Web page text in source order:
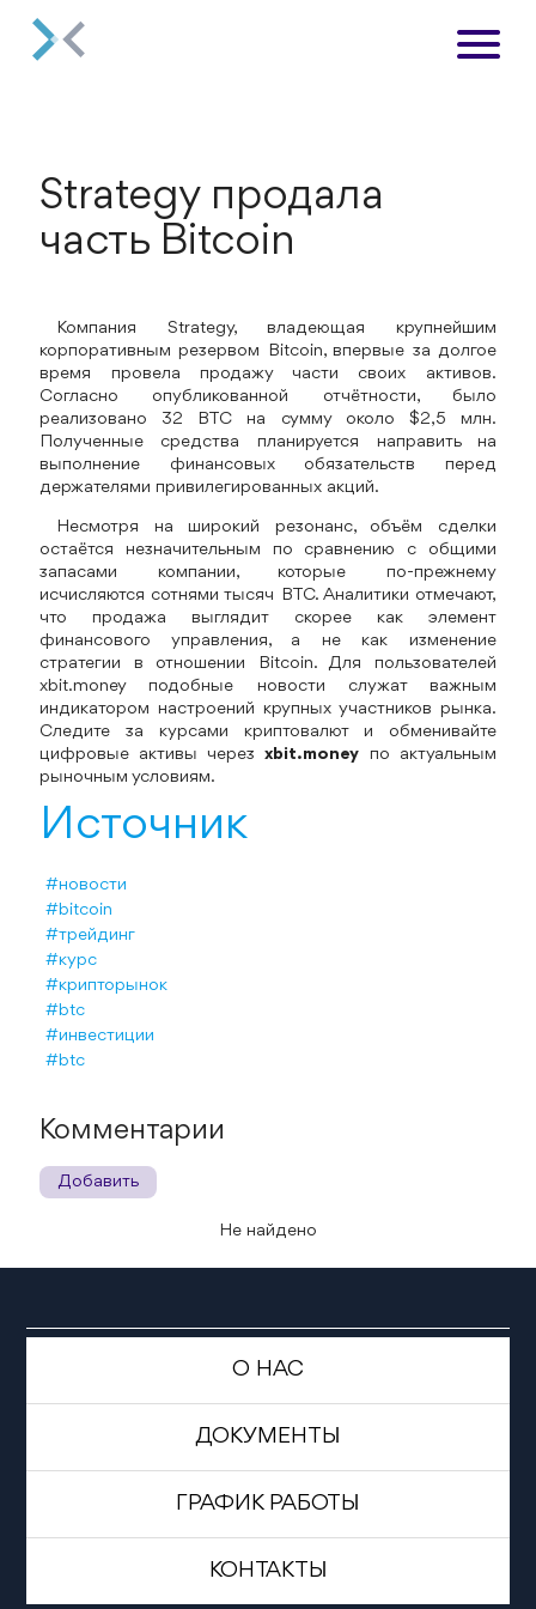
Strategy продала
часть Bitcoin
Компания Strategy, владеющая крупнейшим
корпоративным резервом Bitcoin, впервые за долгое
время провела продажу части своих активов.
Согласно опубликованной отчётности, было
реализовано 32 BTC на сумму около $2,5 млн.
Полученные средства планируется направить на
выполнение финансовых обязательств перед
держателями привилегированных акций.
Несмотря на широкий резонанс, объём сделки
остаётся незначительным по сравнению с общими
запасами компании, которые по-прежнему
исчисляются сотнями тысяч BTC. Аналитики отмечают,
что продажа выглядит скорее как элемент
финансового управления, а не как изменение
стратегии в отношении Bitcoin. Для пользователей
xbit.money подобные новости служат важным
индикатором настроений крупных участников рынка.
Следите за курсами криптовалют и обменивайте
цифровые активы черезxbit.money по актуальным
рыночным условиям.
Источник
#новости
#bitcoin
#трейдинг
#курс
#крипторынок
#btc
#инвестиции
#btc
Комментарии
Добавить
Не найдено
О НАС
ДОКУМЕНТЫ
ГРАФИК РАБОТЫ
КОНТАКТЫ